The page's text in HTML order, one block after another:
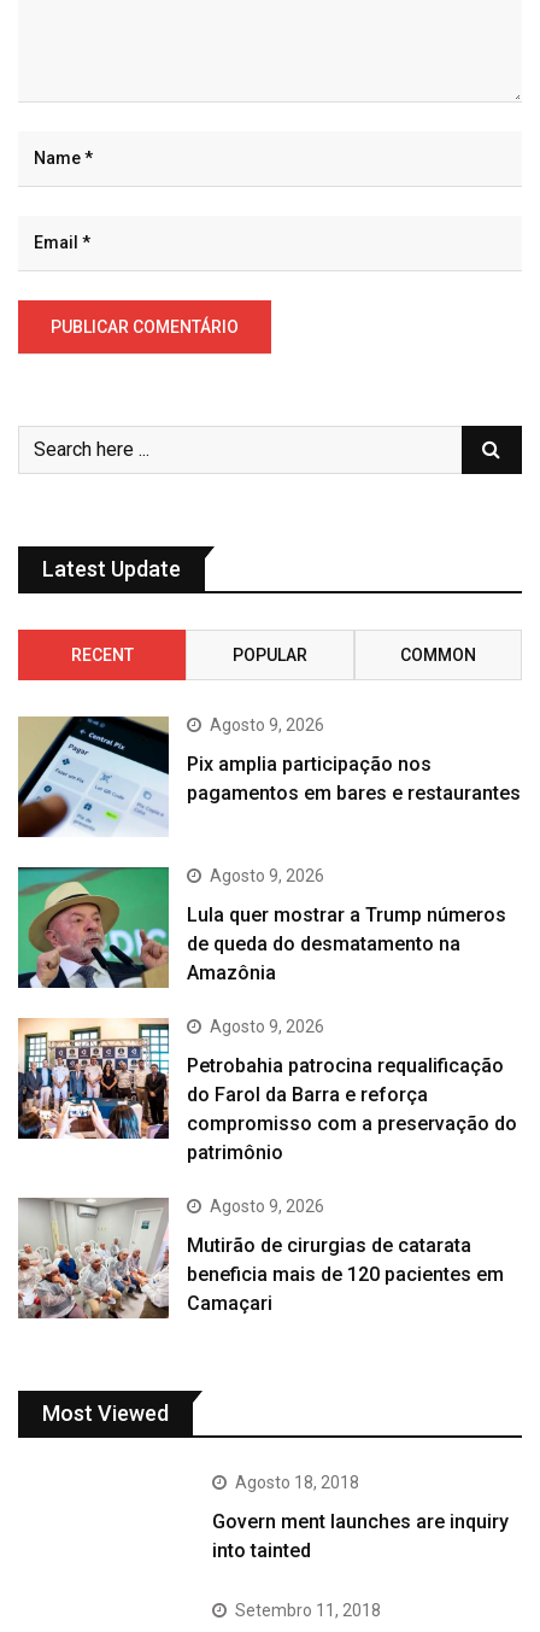
Latest Update
RECENT POPULAR COMMON
Agosto 9, 2026
Pix amplia participação nos
pagamentos em bares e restaurantes
Agosto 9, 2026
Lula quer mostrar a Trump números
de queda do desmatamento na
Amazônia
Agosto 9, 2026
Petrobahia patrocina requalificação
do Farol da Barra e reforça
compromisso com a preservação do
patrimônio
Agosto 9, 2026
Mutirão de cirurgias de catarata
beneficia mais de 120 pacientes em
Camaçari
Most Viewed
Agosto 18, 2018
Govern ment launches are inquiry
into tainted
Setembro 11, 2018